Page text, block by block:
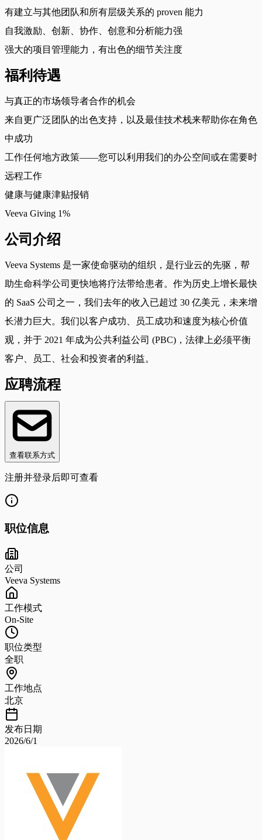
有建立与其他团队和所有层级关系的 proven 能力
自我激励、创新、协作、创意和分析能力强
强大的项目管理能力，有出色的细节关注度
福利待遇
与真正的市场领导者合作的机会
来自更广泛团队的出色支持，以及最佳技术栈来帮助你在角色
中成功
工作任何地方政策——您可以利用我们的办公空间或在需要时
远程工作
健康与健康津贴报销
Veeva Giving 1%
公司介绍
Veeva Systems 是一家使命驱动的组织，是行业云的先驱，帮
助生命科学公司更快地将疗法带给患者。作为历史上增长最快
的 SaaS 公司之一，我们去年的收入已超过 30 亿美元，未来增
长潜力巨大。我们以客户成功、员工成功和速度为核心价值
观，并于 2021 年成为公共利益公司 (PBC)，法律上必须平衡
客户、员工、社会和投资者的利益。
应聘流程
查看联系方式
注册并登录后即可查看
职位信息
公司
Veeva Systems
工作模式
On-Site
职位类型
全职
工作地点
北京
发布日期
2026/6/1